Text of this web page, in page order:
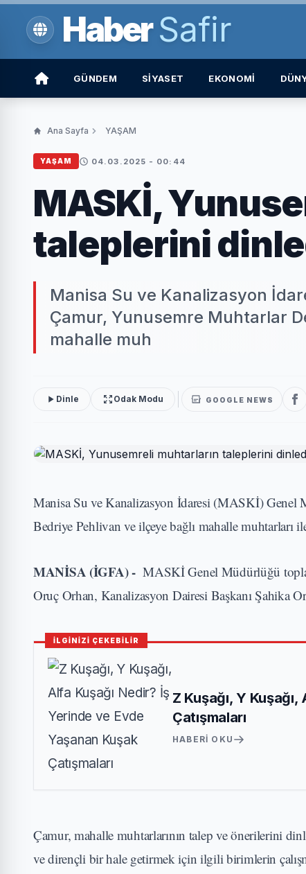
HaberSafir
GÜNDEM SİYASET EKONOMİ
Ana Sayfa YAŞAM
YAŞAM 04.03.2025 - 00:44
MASKİ,
taleplerini
Manisa Su ve Kanalizasyon
Çamur, Yunusemre Muhtarlar
mahalle muh
Dinle Odak Modu GOOGLE NEWS
Manisa Su ve Kanalizasyon İdaresi (MASKİ) Genel
Bedriye Pehlivan ve ilçeye bağlı mahalle muhtarları
MANİSA (İGFA) -MASKİ Genel Müdürlüğü
Oruç Orhan, Kanalizasyon Dairesi Başkanı Şahika
İLGİNİZİ ÇEKEBİLİR
Z Kuşağı, Y
Çatışmaları
HABERI OKU
Çamur, mahalle muhtarlarının talep ve önerilerini
ve dirençli bir hale getirmek için ilgili birimlerin